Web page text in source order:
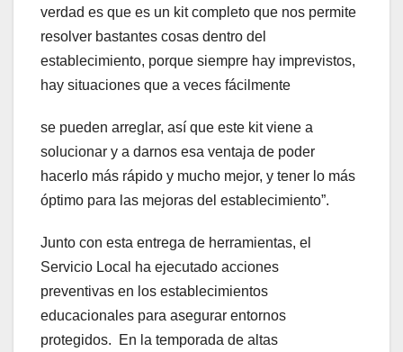
verdad es que es un kit completo que nos permite
resolver bastantes cosas dentro del
establecimiento, porque siempre hay imprevistos,
hay situaciones que a veces fácilmente
se pueden arreglar, así que este kit viene a
solucionar y a darnos esa ventaja de poder
hacerlo más rápido y mucho mejor, y tener lo más
óptimo para las mejoras del establecimiento”.
Junto con esta entrega de herramientas, el
Servicio Local ha ejecutado acciones
preventivas en los establecimientos
educacionales para asegurar entornos
protegidos. En la temporada de altas